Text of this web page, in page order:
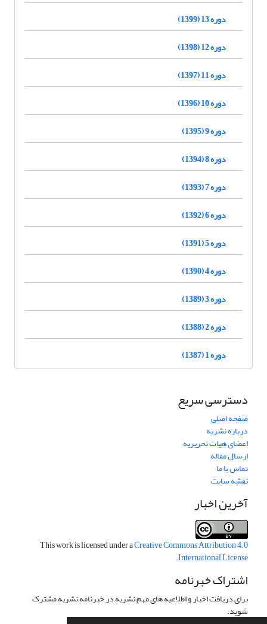
دوره 13 (1399)
دوره 12 (1398)
دوره 11 (1397)
دوره 10 (1396)
دوره 9 (1395)
دوره 8 (1394)
دوره 7 (1393)
دوره 6 (1392)
دوره 5 (1391)
دوره 4 (1390)
دوره 3 (1389)
دوره 2 (1388)
دوره 1 (1387)
دسترسی سریع
صفحه اصلی
درباره نشریه
اعضای هیات تحریریه
ارسال مقاله
تماس با ما
نقشه سایت
آخرین اخبار
This work is licensed under aCreative Commons Attribution 4.0
International License
.
اشتراک خبرنامه
برای دریافت اخبار و اطلاعیه های مهم نشریه در خبرنامه نشریه مشترک
شوید.